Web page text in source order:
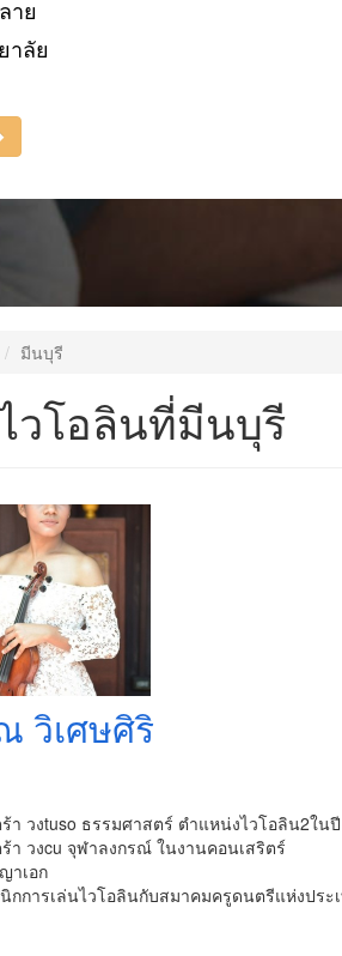
าย
าลัย
มีนบุรี
วโอลินที่มีนบุรี
วิเศษศิริ
า วงtuso ธรรมศาสตร์ ตำแหน่งไวโอลิน2ใน
า วงcu จุฬาลงกรณ์ ในงานคอนเสริตร์
าเอก
กการเล่นไวโอลินกับสมาคมครูดนตรีแห่งประ